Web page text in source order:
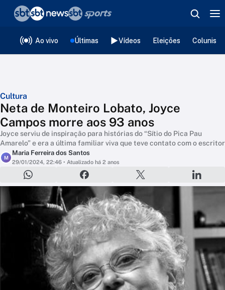
Ao vivo Últimas Vídeos Eleições
Cultura
Neta de Monteiro Lobato, Joyce
Campos morre aos 93 anos
Joyce serviu de inspiração para histórias do “Sítio do Pica Pau
Amarelo” e era a última familiar viva que teve contato com o escritor
M
Maria Ferreira dos Santos
29/01/2024, 22:46 • Atualizado há 2 anos
❮voltar
Editorias